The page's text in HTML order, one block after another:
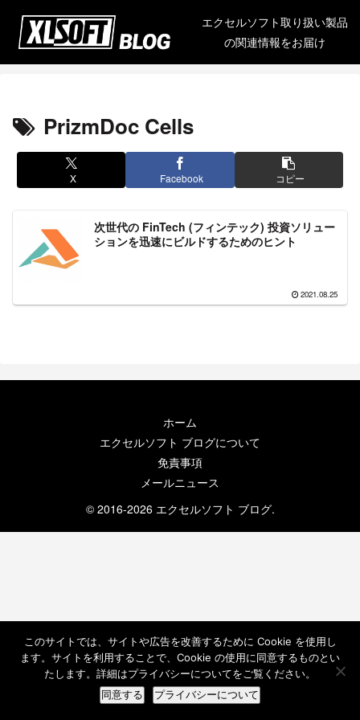
エクセルソフト取り扱い製品
の関連情報をお届け
PrizmDoc Cells
X Facebook コピー
次世代の FinTech (フィンテック) 投資ソリュー
ションを迅速にビルドするためのヒント
2021.08.25
ホーム
エクセルソフト ブログについて
免責事項
メールニュース
© 2016-2026 エクセルソフト ブログ.
このサイトでは、サイトや広告を改善するために Cookie を使用し
ます。サイトを利用することで、Cookie の使用に同意するものとい
たします。詳細はプライバシーについてをご覧ください。
同意する プライバシーについて